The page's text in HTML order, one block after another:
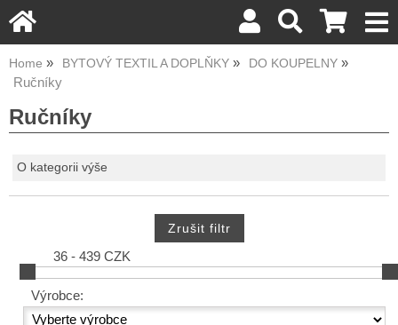
Home BYTOVÝ TEXTIL A DOPLŇKY DO KOUPELNY
Ručníky
Ručníky
O kategorii výše
36 - 439 CZK
Výrobce: